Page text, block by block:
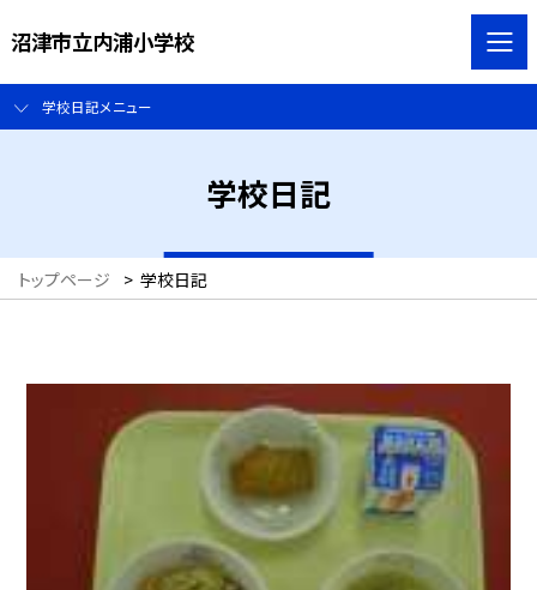
沼津市立内浦小学校
学校日記メニュー
学校日記
トップページ > 学校日記